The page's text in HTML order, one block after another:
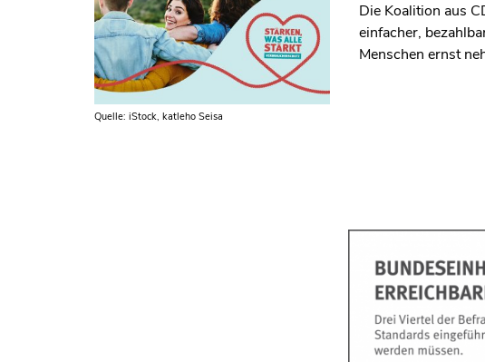
Quelle: iStock, katleho Seisa
Die Koalition aus
einfacher,
Menschen ernst